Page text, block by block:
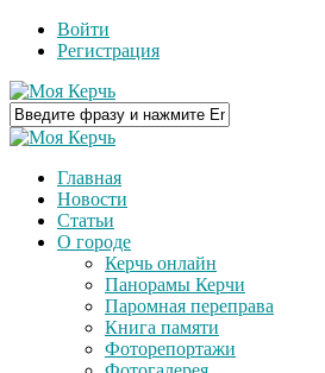
Войти
Регистрация
Главная
Новости
Статьи
О городе
Керчь онлайн
Панорамы Керчи
Паромная переправа
Книга памяти
Фоторепортажи